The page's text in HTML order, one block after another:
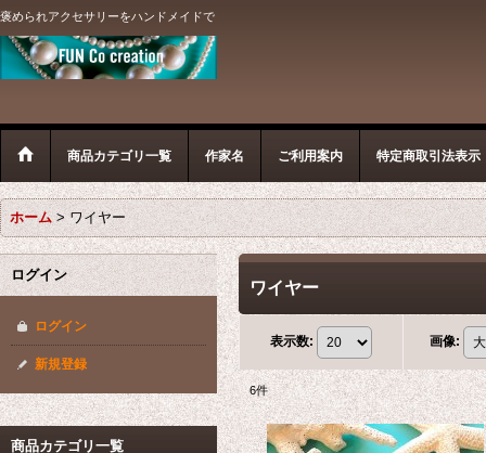
褒められアクセサリーをハンドメイドで
商品カテゴリ一覧 作家名 ご利用案内 特定商取引法表示
ホーム > ワイヤー
ログイン
ログイン
新規登録
商品カテゴリ一覧
ワイヤー
表示数: 画像:
6件